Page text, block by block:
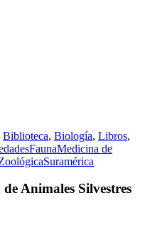
Biblioteca, Biología, Libros,
FaunaMedicina de
Suramérica
Animales Silvestres